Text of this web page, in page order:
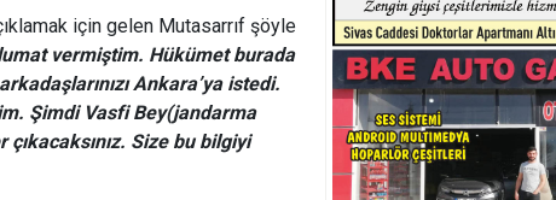
için gelen Mutasarrıf şöyle
vermiştim. Hükümet burada
Ankara’ya istedi.
Şimdi Vasfi Bey(jandarma
Size bu bilgiyi